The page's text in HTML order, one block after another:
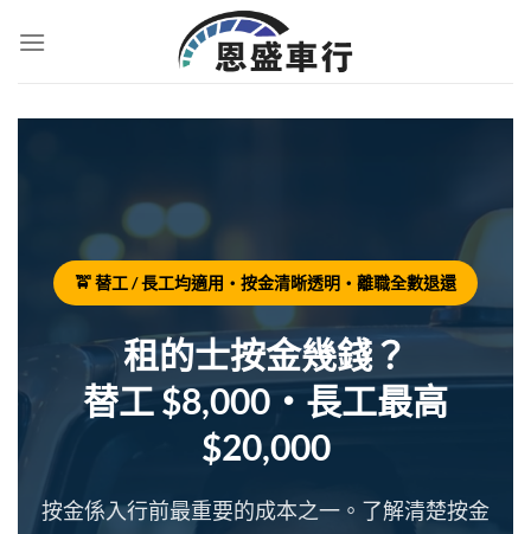
🚖 替工 / 長工均適用・按金清晰透明・離職全數退還
租的士按金幾錢？
替工 $8,000・長工最高
$20,000
按金係入行前最重要的成本之一。了解清楚按金